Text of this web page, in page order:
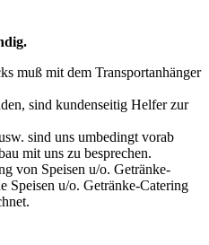
muß mit dem Transportanhänger
sind kundenseitig Helfer zur
sind uns umbedingt vorab
mit uns zu besprechen.
von Speisen u/o. Getränke-
Speisen u/o. Getränke-Catering